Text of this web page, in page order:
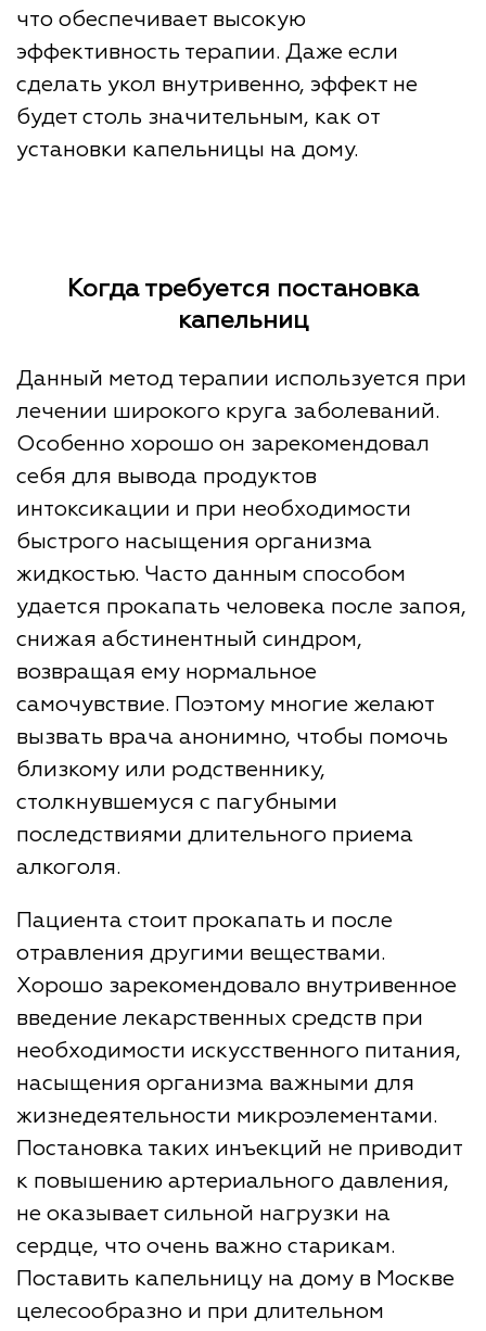
что обеспечивает высокую
эффективность терапии. Даже если
сделать укол внутривенно, эффект не
будет столь значительным, как от
установки капельницы на дому.
Когда требуется постановка
капельниц
Данный метод терапии используется при
лечении широкого круга заболеваний.
Особенно хорошо он зарекомендовал
себя для вывода продуктов
интоксикации и при необходимости
быстрого насыщения организма
жидкостью. Часто данным способом
удается прокапать человека после запоя,
снижая абстинентный синдром,
возвращая ему нормальное
самочувствие. Поэтому многие желают
вызвать врача анонимно, чтобы помочь
близкому или родственнику,
столкнувшемуся с пагубными
последствиями длительного приема
алкоголя.
Пациента стоит прокапать и после
отравления другими веществами.
Хорошо зарекомендовало внутривенное
введение лекарственных средств при
необходимости искусственного питания,
насыщения организма важными для
жизнедеятельности микроэлементами.
Постановка таких инъекций не приводит
к повышению артериального давления,
не оказывает сильной нагрузки на
сердце, что очень важно старикам.
Поставить капельницу на дому в Москве
целесообразно и при длительном